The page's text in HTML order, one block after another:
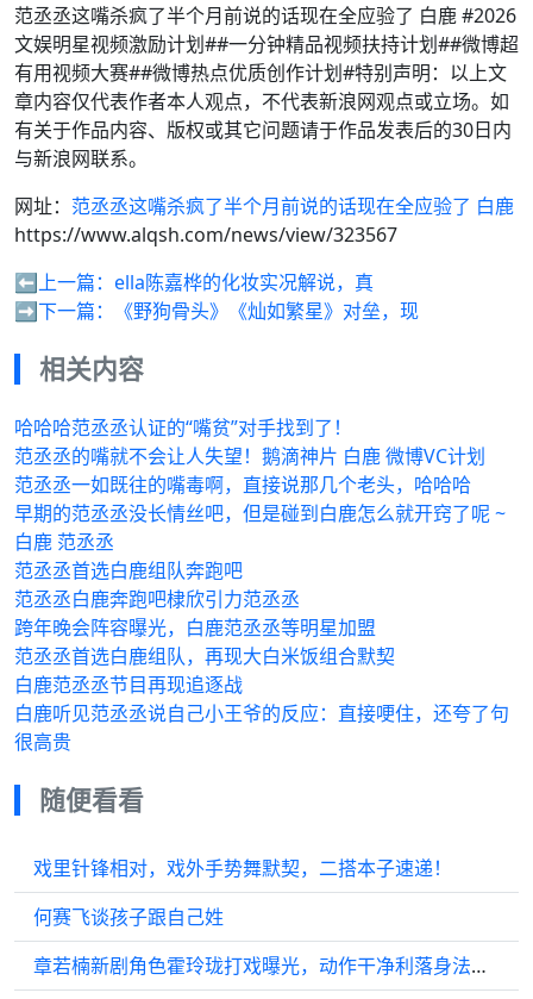
范丞丞这嘴杀疯了半个月前说的话现在全应验了 白鹿 #2026
文娱明星视频激励计划##一分钟精品视频扶持计划##微博超
有用视频大赛##微博热点优质创作计划#特别声明：以上文
章内容仅代表作者本人观点，不代表新浪网观点或立场。如
有关于作品内容、版权或其它问题请于作品发表后的30日内
与新浪网联系。
网址： 范丞丞这嘴杀疯了半个月前说的话现在全应验了 白鹿
https://www.alqsh.com/news/view/323567
⬅️上一篇： ella陈嘉桦的化妆实况解说，真
➡️下一篇：
《野狗骨头》《灿如繁星》对垒，现
相关内容
哈哈哈范丞丞认证的“嘴贫”对手找到了！
范丞丞的嘴就不会让人失望！鹅滴神片 白鹿 微博VC计划
范丞丞一如既往的嘴毒啊，直接说那几个老头，哈哈哈
早期的范丞丞没长情丝吧，但是碰到白鹿怎么就开窍了呢 ~
白鹿 范丞丞
范丞丞首选白鹿组队奔跑吧
范丞丞白鹿奔跑吧棣欣引力范丞丞
跨年晚会阵容曝光，白鹿范丞丞等明星加盟
范丞丞首选白鹿组队，再现大白米饭组合默契
白鹿范丞丞节目再现追逐战
白鹿听见范丞丞说自己小王爷的反应：直接哽住，还夸了句
很高贵
随便看看
戏里针锋相对，戏外手势舞默契，二搭本子速递！
何赛飞谈孩子跟自己姓
章若楠新剧角色霍玲珑打戏曝光，动作干净利落身法飘逸